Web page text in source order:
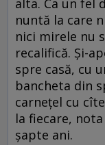
alta. Ca un fel
nuntă la care
nici mirele nu
recalifică. Şi-
spre casă, cu
bancheta din
carneţel cu
la fiecare,
şapte ani.